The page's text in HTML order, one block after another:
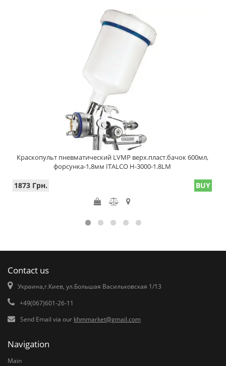
Краскопульт пневматический LVMP верх.пласт.бачок 600мл,
форсунка-1,8мм ITALCO H-3000-1.8LM
1873 Грн. BUY
Contact us
Украина,г.Киев, ул.Большая Васильковская 1/13
+49(067)601-26-11
Send Email via our khmmarket@gmail.com
Navigation
Main